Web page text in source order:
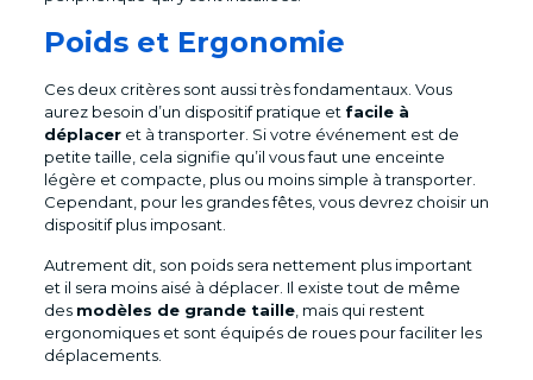
Poids et Ergonomie
Ces deux critères sont aussi très fondamentaux. Vous
aurez besoin d’un dispositif pratique et facile à
déplaceret à transporter. Si votre événement est de
petite taille, cela signifie qu’il vous faut une enceinte
légère et compacte, plus ou moins simple à transporter.
Cependant, pour les grandes fêtes, vous devrez choisir un
dispositif plus imposant.
Autrement dit, son poids sera nettement plus important
et il sera moins aisé à déplacer. Il existe tout de même
des modèles de grande taille, mais qui restent
ergonomiques et sont équipés de roues pour faciliter les
déplacements.